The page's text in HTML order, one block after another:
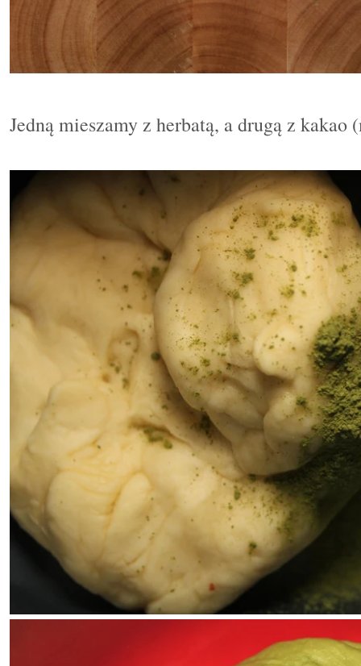
Jedną mieszamy z herbatą, a drugą z